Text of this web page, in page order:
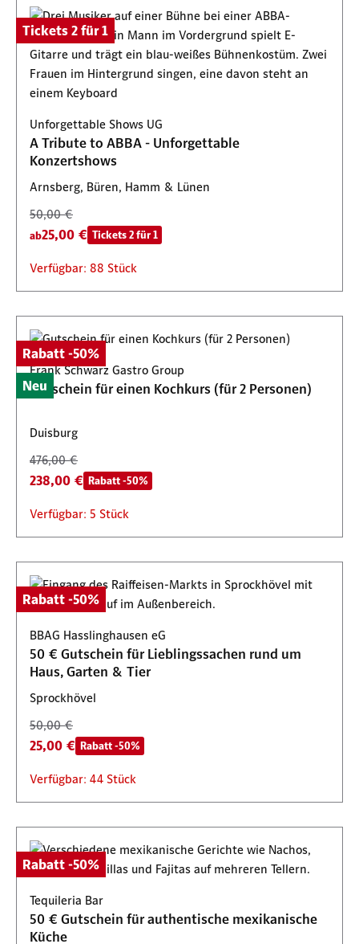
Tickets 2 für 1
Unforgettable Shows UG
A Tribute to ABBA - Unforgettable
Konzertshows
Arnsberg, Büren, Hamm & Lünen
50,00 €
ab25,00 € Tickets 2 für 1
Verfügbar: 88 Stück
Rabatt -50%
Neu
Frank Schwarz Gastro Group
Gutschein für einen Kochkurs (für 2 Personen)
Duisburg
476,00 €
238,00 € Rabatt -50%
Verfügbar: 5 Stück
Rabatt -50%
BBAG Hasslinghausen eG
50 € Gutschein für Lieblingssachen rund um
Haus, Garten & Tier
Sprockhövel
50,00 €
25,00 € Rabatt -50%
Verfügbar: 44 Stück
Rabatt -50%
Tequileria Bar
50 € Gutschein für authentische mexikanische
Küche